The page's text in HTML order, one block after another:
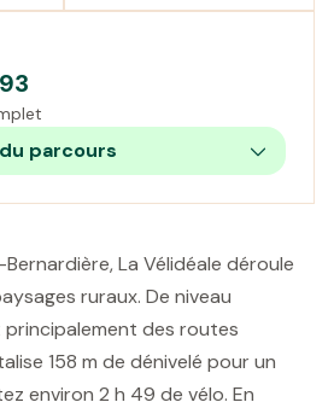
parcours
La Vélidéale déroule
ruraux. De niveau
des routes
158 m de dénivelé pour un
environ 2 h 49 de vélo. En